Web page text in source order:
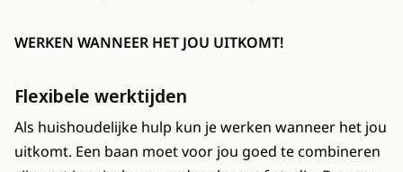
WERKEN WANNEER HET JOU UITKOMT!
Flexibele werktijden
Als huishoudelijke hulp kun je werken wanneer het jou
uitkomt. Een baan moet voor jou goed te combineren